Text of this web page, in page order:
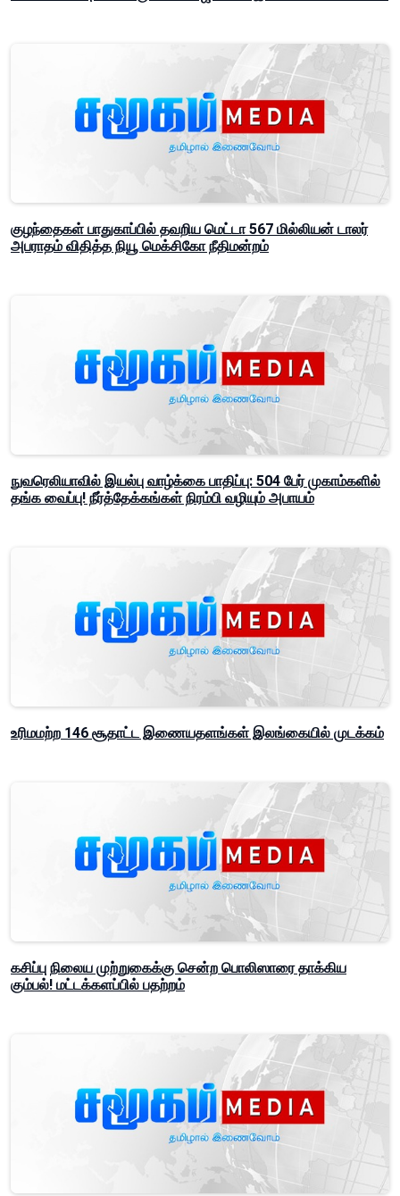
குழந்தைகள் பாதுகாப்பில் தவறிய மெட்டா 567 மில்லியன் டாலர்
அபராதம் விதித்த நியூ மெக்சிகோ நீதிமன்றம்
நுவரெலியாவில் இயல்பு வாழ்க்கை பாதிப்பு: 504 பேர் முகாம்களில்
தங்க வைப்பு! நீர்த்தேக்கங்கள் நிரம்பி வழியும் அபாயம்
உரிமமற்ற 146 சூதாட்ட இணையதளங்கள் இலங்கையில் முடக்கம்
கசிப்பு நிலைய முற்றுகைக்கு சென்ற பொலிஸாரை தாக்கிய
கும்பல்! மட்டக்களப்பில் பதற்றம்